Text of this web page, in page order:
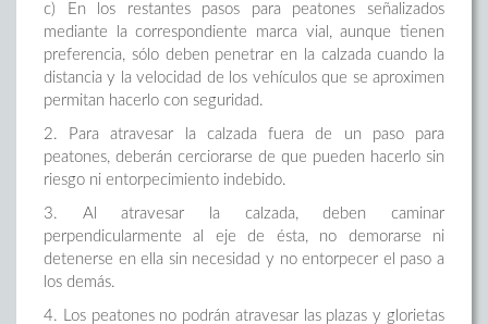
c) En los restantes pasos para peatones señalizados
mediante la correspondiente marca vial, aunque tienen
preferencia, sólo deben penetrar en la calzada cuando la
distancia y la velocidad de los vehículos que se aproximen
permitan hacerlo con seguridad.
2. Para atravesar la calzada fuera de un paso para
peatones, deberán cerciorarse de que pueden hacerlo sin
riesgo ni entorpecimiento indebido.
3. Al atravesar la calzada, deben caminar
perpendicularmente al eje de ésta, no demorarse ni
detenerse en ella sin necesidad y no entorpecer el paso a
los demás.
4. Los peatones no podrán atravesar las plazas y glorietas